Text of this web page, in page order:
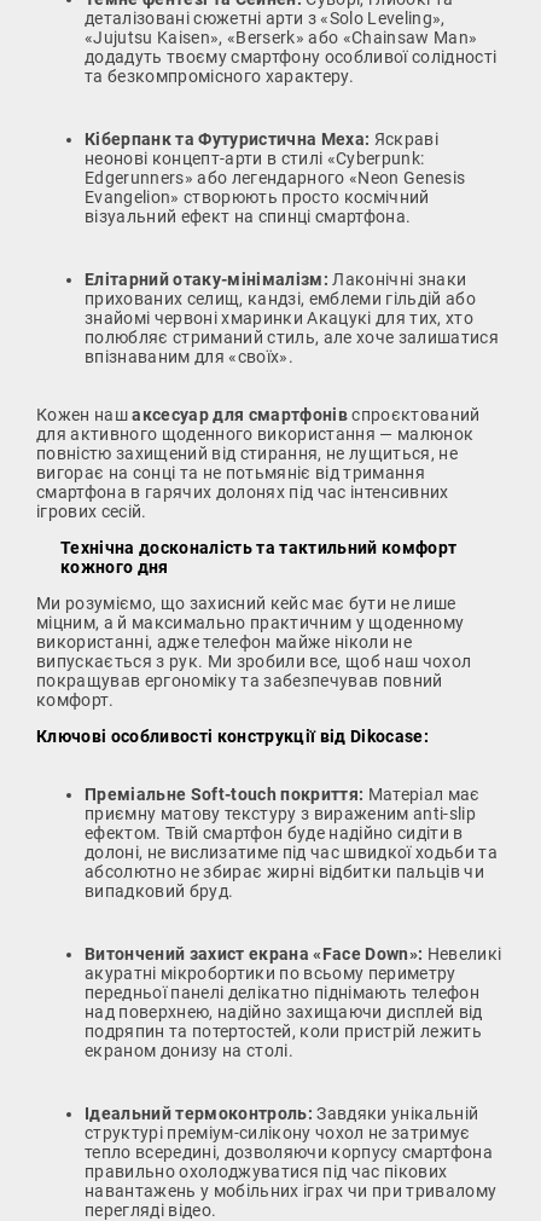
деталізовані сюжетні арти з «Solo Leveling»,
«Jujutsu Kaisen», «Berserk» або «Chainsaw Man»
додадуть твоєму смартфону особливої солідності
та безкомпромісного характеру.
Кіберпанк та Футуристична Меха: Яскраві
неонові концепт-арти в стилі «Cyberpunk:
Edgerunners» або легендарного «Neon Genesis
Evangelion» створюють просто космічний
візуальний ефект на спинці смартфона.
Елітарний отаку-мінімалізм: Лаконічні знаки
прихованих селищ, кандзі, емблеми гільдій або
знайомі червоні хмаринки Акацукі для тих, хто
полюбляє стриманий стиль, але хоче залишатися
впізнаваним для «своїх».
Кожен нашаксесуар для смартфонівспроєктований
для активного щоденного використання — малюнок
повністю захищений від стирання, не лущиться, не
вигорає на сонці та не потьмяніє від тримання
смартфона в гарячих долонях під час інтенсивних
ігрових сесій.
Технічна досконалість та тактильний комфорт
кожного дня
Ми розуміємо, що захисний кейс має бути не лише
міцним, а й максимально практичним у щоденному
використанні, адже телефон майже ніколи не
випускається з рук. Ми зробили все, щоб наш чохол
покращував ергономіку та забезпечував повний
комфорт.
Ключові особливості конструкції від Dikocase:
Преміальне Soft-touch покриття: Матеріал має
приємну матову текстуру з вираженим anti-slip
ефектом. Твій смартфон буде надійно сидіти в
долоні, не вислизатиме під час швидкої ходьби та
абсолютно не збирає жирні відбитки пальців чи
випадковий бруд.
Витончений захист екрана «Face Down»: Невеликі
акуратні мікробортики по всьому периметру
передньої панелі делікатно піднімають телефон
над поверхнею, надійно захищаючи дисплей від
подряпин та потертостей, коли пристрій лежить
екраном донизу на столі.
Ідеальний термоконтроль: Завдяки унікальній
структурі преміум-силікону чохол не затримує
тепло всередині, дозволяючи корпусу смартфона
правильно охолоджуватися під час пікових
навантажень у мобільних іграх чи при тривалому
перегляді відео.